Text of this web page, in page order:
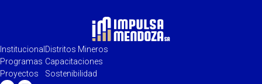
Institucional
Programas
Proyectos
Distritos Mineros
Capacitaciones
Sostenibilidad